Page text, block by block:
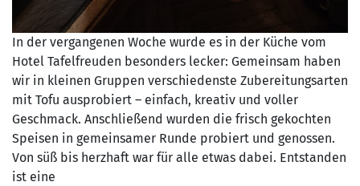
In der vergangenen Woche wurde es in der Küche vom
Hotel Tafelfreuden besonders lecker: Gemeinsam haben
wir in kleinen Gruppen verschiedenste Zubereitungsarten
mit Tofu ausprobiert – einfach, kreativ und voller
Geschmack. Anschließend wurden die frisch gekochten
Speisen in gemeinsamer Runde probiert und genossen.
Von süß bis herzhaft war für alle etwas dabei. Entstanden
ist eine